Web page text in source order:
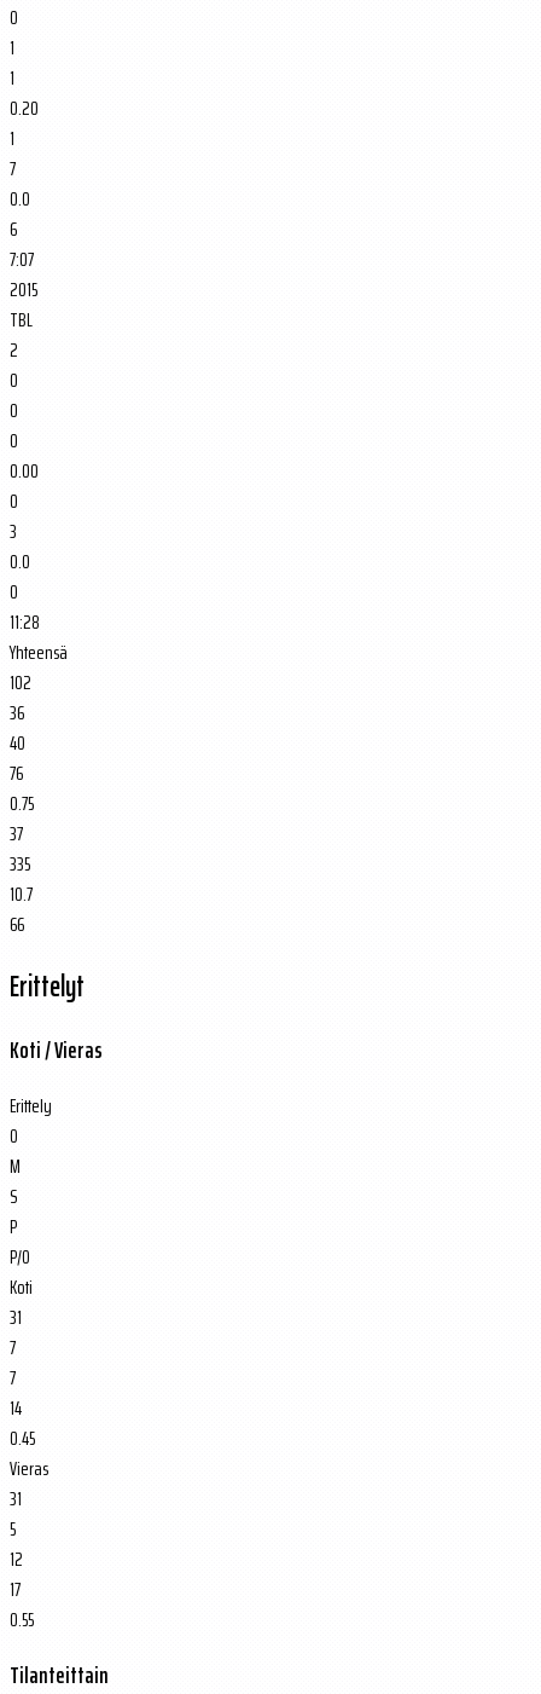
0
1
1
0.20
1
7
0.0
6
7:07
2015
TBL
2
0
0
0
0.00
0
3
0.0
0
11:28
Yhteensä
102
36
40
76
0.75
37
335
10.7
66
Erittelyt
Koti / Vieras
Erittely
O
M
S
P
P/O
Koti
31
7
7
14
0.45
Vieras
31
5
12
17
0.55
Tilanteittain